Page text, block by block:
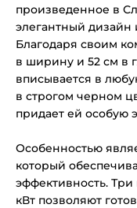
произведенное в
элегантный дизайн
Благодаря своим
в ширину и 52 см в
вписывается в
в строгом черном
придает ей особую
Особенностью
который
эффективность.
кВт позволяют